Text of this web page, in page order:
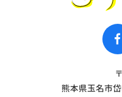
熊本県玉名市